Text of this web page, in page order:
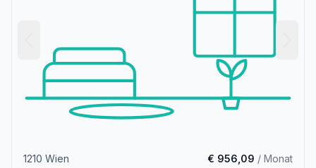
1210 Wien € 956,09 / Monat